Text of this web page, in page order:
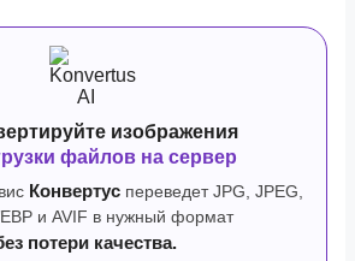
изображения
файлов на сервер
Конвертуспереведет JPG, JPEG,
и AVIF в нужный формат
потери качества.